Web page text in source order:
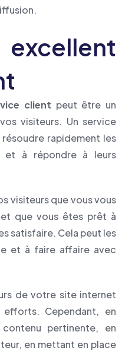
client peut être un
visiteurs. Un service
rapidement les
et à répondre à leurs
visiteurs que vous vous
que vous êtes prêt à
satisfaire. Cela peut les
et à faire affaire avec
de votre site internet
Cependant, en
pertinente, en
en mettant en place